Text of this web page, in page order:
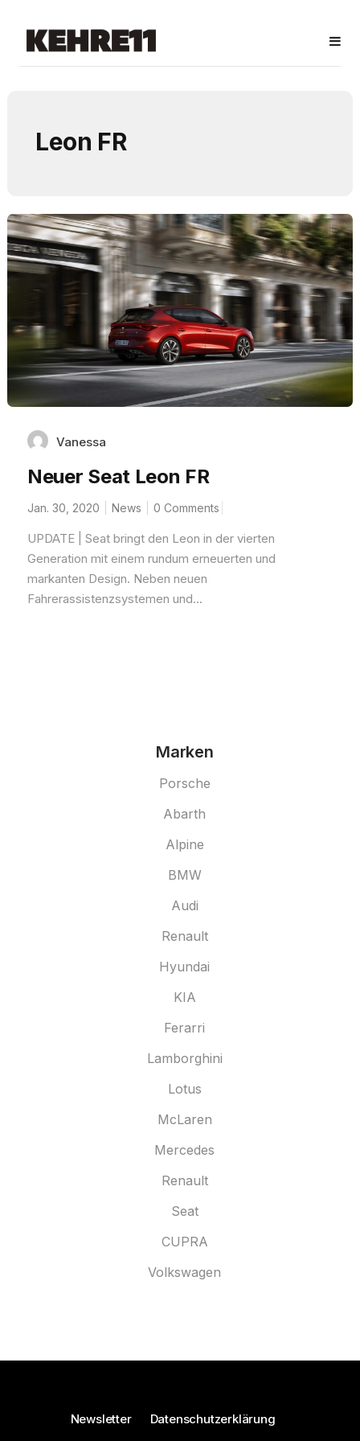
Leon FR
Vanessa
Neuer Seat Leon FR
Jan. 30, 2020 News 0 Comments
UPDATE | Seat bringt den Leon in der vierten
Generation mit einem rundum erneuerten und
markanten Design. Neben neuen
Fahrerassistenzsystemen und...
Marken
Porsche
Abarth
Alpine
BMW
Audi
Renault
Hyundai
KIA
Ferarri
Lamborghini
Lotus
McLaren
Mercedes
Renault
Seat
CUPRA
Volkswagen
Newsletter
Datenschutzerklärung